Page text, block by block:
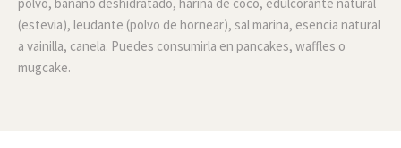
(estevia), leudante (polvo de hornear), sal marina, esencia natural
a vainilla, canela. Puedes consumirla en pancakes, waffles o
mugcake.